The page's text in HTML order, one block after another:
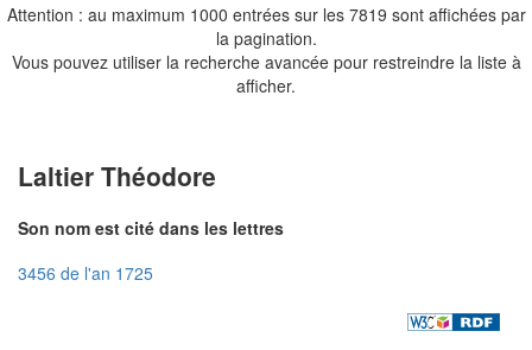
Attention : au maximum 1000 entrées sur les 7819 sont affichées par
la pagination.
Vous pouvez utiliser la recherche avancée pour restreindre la liste à
afficher.
Laltier Théodore
Son nom est cité dans les lettres
3456 de l'an 1725